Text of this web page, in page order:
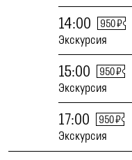
14:00 950 ₽
Экскурсия
15:00 950 ₽
Экскурсия
17:00 950 ₽
Экскурсия